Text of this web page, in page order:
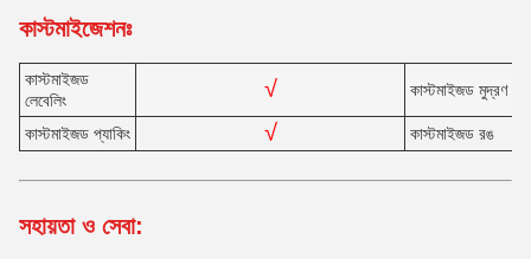
কাস্টমাইজেশনঃ
কাস্টমাইজড
লেবেলিং
√ কাস্টমাইজড মুদ্রণ
কাস্টমাইজড প্যাকিং √ কাস্টমাইজড রঙ
সহায়তা ও সেবা: